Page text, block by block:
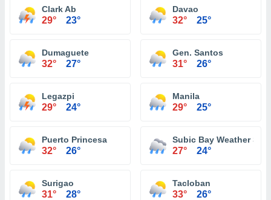
Clark Ab
29° 23°
Davao
32° 25°
Dumaguete
32° 27°
Gen. Santos
31° 26°
Legazpi
29° 24°
Manila
29° 25°
Puerto Princesa
32° 26°
Subic Bay Weather
27° 24°
Surigao
31° 28°
Tacloban
33° 26°